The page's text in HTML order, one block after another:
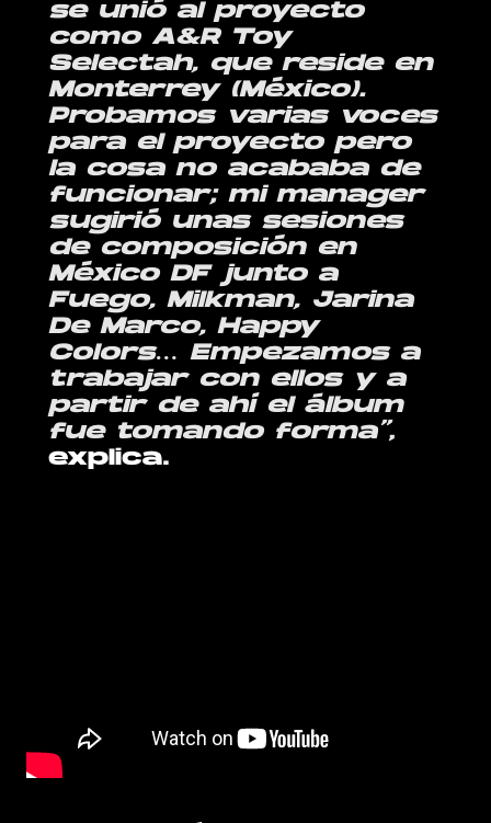
se unió al proyecto
como A&R Toy
Selectah, que reside en
Monterrey (México).
Probamos varias voces
para el proyecto pero
la cosa no acababa de
funcionar; mi manager
sugirió unas sesiones
de composición en
México DF junto a
Fuego, Milkman, Jarina
De Marco, Happy
Colors… Empezamos a
trabajar con ellos y a
partir de ahí el álbum
fue tomando forma”,
explica.